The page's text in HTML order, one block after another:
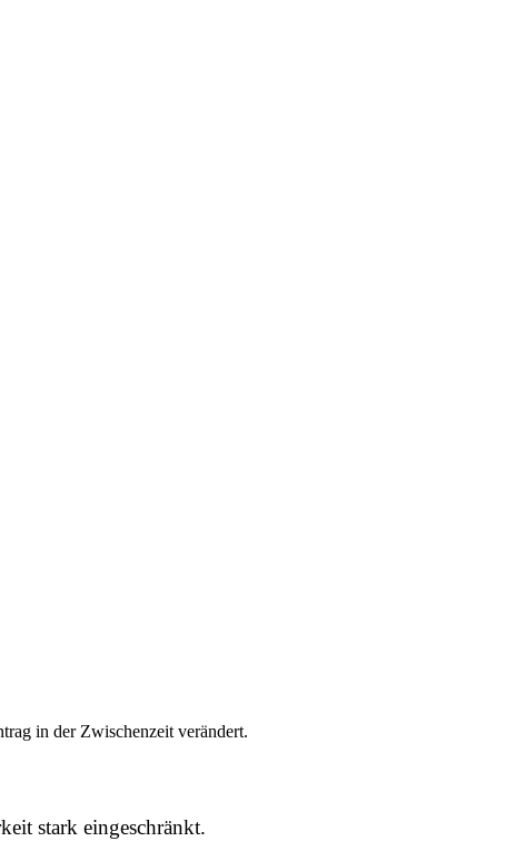
in der Zwischenzeit verändert.
stark eingeschränkt.